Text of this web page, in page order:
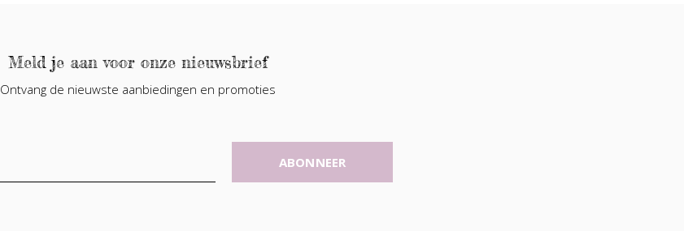
Meld je aan voor onze nieuwsbrief
Ontvang de nieuwste aanbiedingen en promoties
ABONNEER